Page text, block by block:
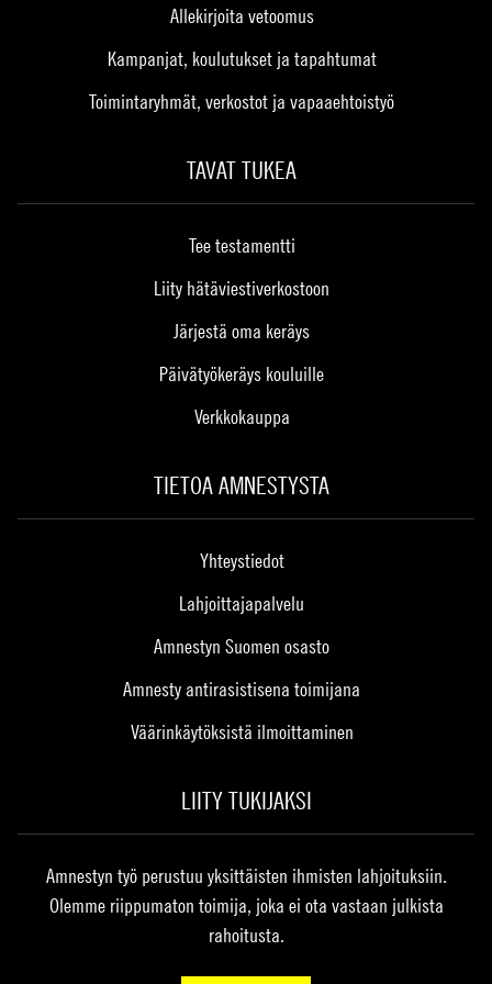
Allekirjoita vetoomus
Kampanjat, koulutukset ja tapahtumat
Toimintaryhmät, verkostot ja vapaaehtoistyö
TAVAT TUKEA
Tee testamentti
Liity hätäviestiverkostoon
Järjestä oma keräys
Päivätyökeräys kouluille
Verkkokauppa
TIETOA AMNESTYSTA
Yhteystiedot
Lahjoittajapalvelu
Amnestyn Suomen osasto
Amnesty antirasistisena toimijana
Väärinkäytöksistä ilmoittaminen
LIITY TUKIJAKSI
Amnestyn työ perustuu yksittäisten ihmisten lahjoituksiin.
Olemme riippumaton toimija, joka ei ota vastaan julkista
rahoitusta.